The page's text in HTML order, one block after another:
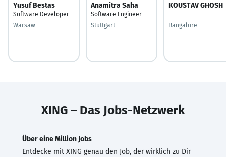
Yusuf Bestas
Software Developer
Warsaw
Anamitra Saha
Software Engineer
Stuttgart
KOUSTAV GHOSH
---
Bangalore
XING – Das Jobs-Netzwerk
Über eine Million Jobs
Entdecke mit XING genau den Job, der wirklich zu Dir